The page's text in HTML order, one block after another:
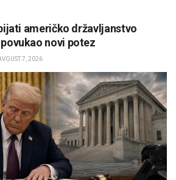
američko državljanstvo
novi potez
7, 2026